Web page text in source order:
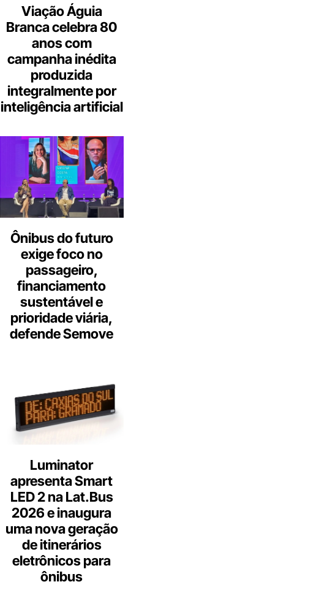
Viação Águia
Branca celebra 80
anos com
campanha inédita
produzida
integralmente por
inteligência artificial
Ônibus do futuro
exige foco no
passageiro,
financiamento
sustentável e
prioridade viária,
defende Semove
Luminator
apresenta Smart
LED 2 na Lat.Bus
2026 e inaugura
uma nova geração
de itinerários
eletrônicos para
ônibus